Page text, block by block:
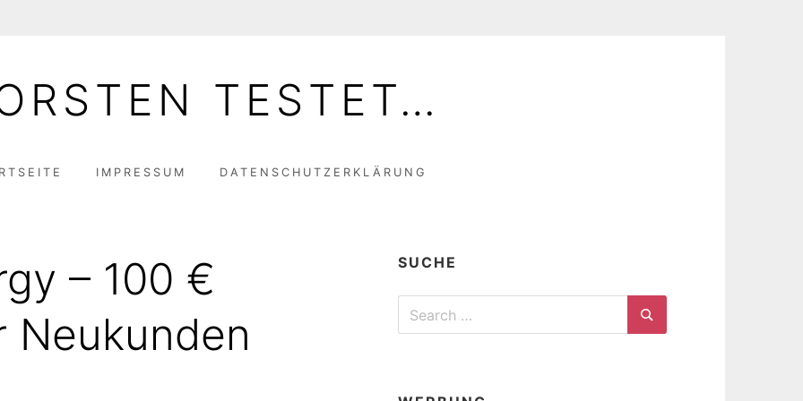
TESTET…
IMPRESSUM DATENSCHUTZERKLÄRUNG
– 100 €
Neukunden
SUCHE
Search
for:
Search